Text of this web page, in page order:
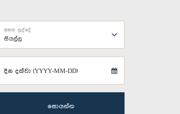
සියල්ල
අසන ලද්දේ
දින දක්වා (YYYY-MM-DD)
සොයන්න